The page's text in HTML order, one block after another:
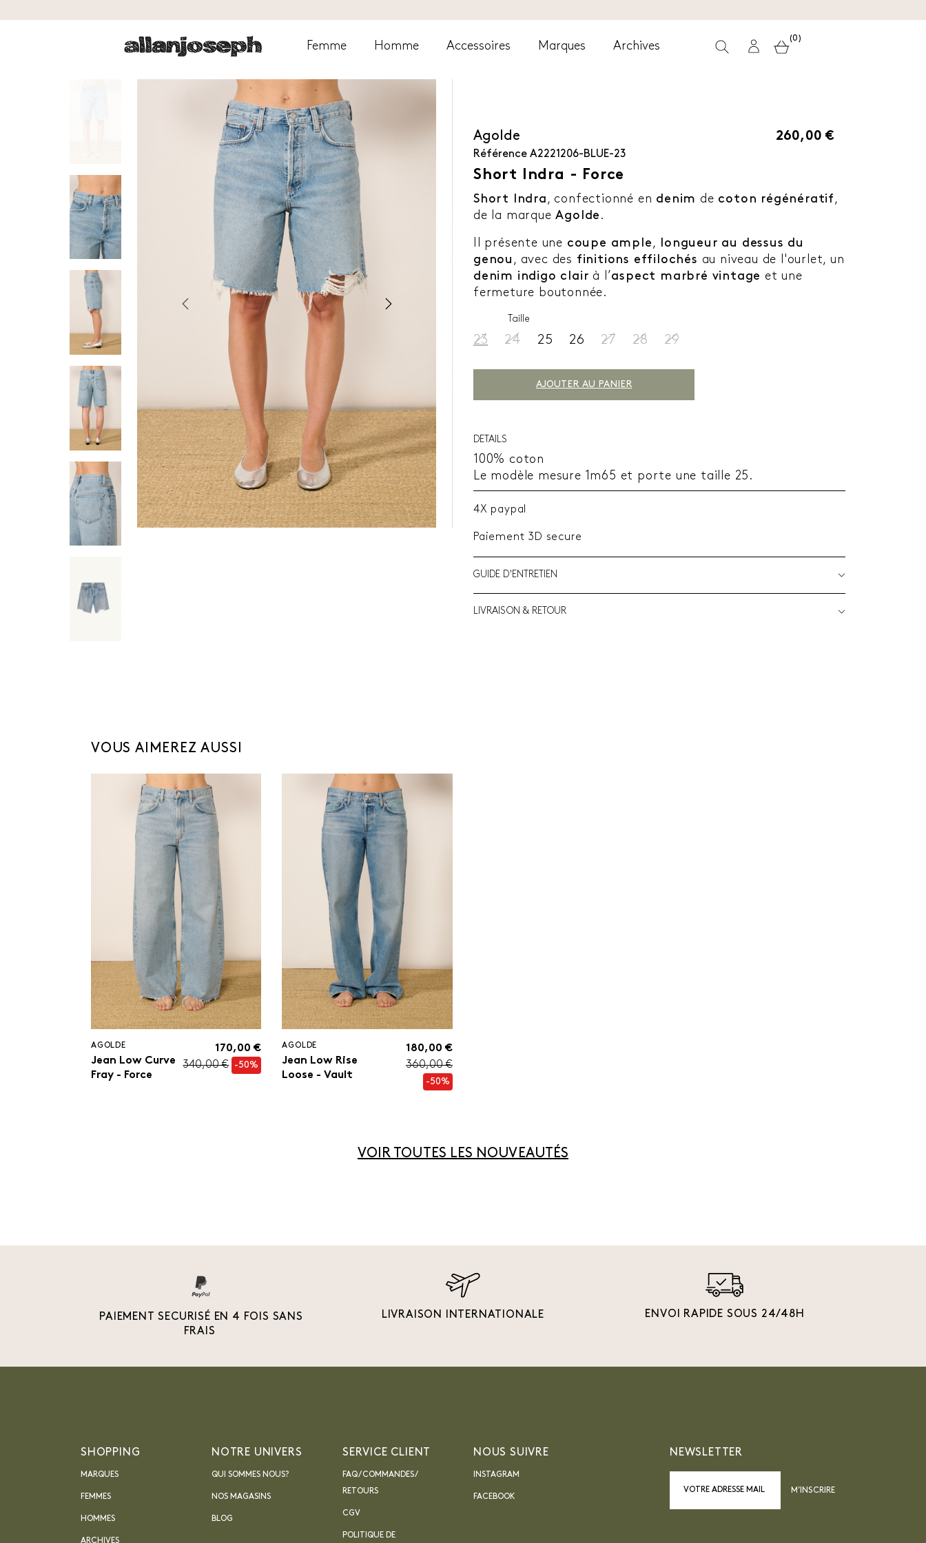
Femme Homme Accessoires Marques Archives
(0)
Agolde
Référence A2221206-BLUE-23
Short Indra - Force
260,00 €
Short Indra, confectionné en denim de coton régénératif,
de la marque Agolde .
Il présente une coupe ample, longueur au dessus du
genou , avec des finitions effilochés au niveau de l'ourlet, un
denim indigo clair à l’aspect marbré vintage et une
fermeture boutonnée.
Taille
23 24 25 26 27 28 29
AJOUTER AU PANIER
DETAILS
100% coton
Le modèle mesure 1m65 et porte une taille 25.
4X paypal
Paiement 3D secure
GUIDE D'ENTRETIEN
LIVRAISON & RETOUR
VOUS AIMEREZ AUSSI
AGOLDE
Jean Low Curve
Fray - Force
170,00 €
340,00 € -50%
AGOLDE
Jean Low Rise
Loose - Vault
180,00 €
360,00 €
-50%
VOIR TOUTES LES NOUVEAUTÉS
PAIEMENT SECURISÉ EN 4 FOIS SANS
FRAIS
LIVRAISON INTERNATIONALE ENVOI RAPIDE SOUS 24/48H
SHOPPING
MARQUES
FEMMES
HOMMES
ARCHIVES
NOTRE UNIVERS
QUI SOMMES NOUS?
NOS MAGASINS
BLOG
SERVICE CLIENT
FAQ / COMMANDES /
RETOURS
CGV
POLITIQUE DE
NOUS SUIVRE
INSTAGRAM
FACEBOOK
NEWSLETTER
M’INSCRIRE